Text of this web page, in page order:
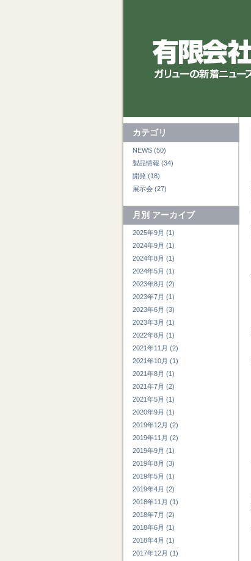
カテゴリ
NEWS (50)
製品情報 (34)
開発 (18)
展示会 (27)
月別アーカイブ
2025年9月 (1)
2024年9月 (1)
2024年8月 (1)
2024年5月 (1)
2023年8月 (2)
2023年7月 (1)
2023年6月 (3)
2023年3月 (1)
2022年8月 (1)
2021年11月 (2)
2021年10月 (1)
2021年8月 (1)
2021年7月 (2)
2021年5月 (1)
2020年9月 (1)
2019年12月 (2)
2019年11月 (2)
2019年9月 (1)
2019年8月 (3)
2019年5月 (1)
2019年4月 (2)
2018年11月 (1)
2018年7月 (2)
2018年6月 (1)
2018年4月 (1)
2017年12月 (1)